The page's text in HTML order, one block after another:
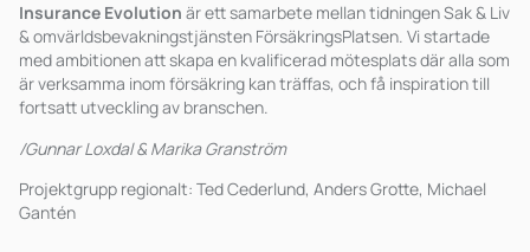
Insurance Evolution är ett samarbete mellan tidningen Sak & Liv
& omvärldsbevakningstjänsten FörsäkringsPlatsen. Vi startade
med ambitionen att skapa en kvalificerad mötesplats där alla som
är verksamma inom försäkring kan träffas, och få inspiration till
fortsatt utveckling av branschen.
/Gunnar Loxdal & Marika Granström
Projektgrupp regionalt: Ted Cederlund, Anders Grotte, Michael
Gantén